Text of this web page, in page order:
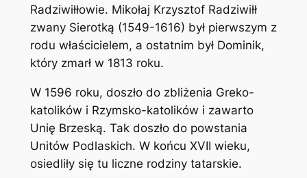
Radziwiłłowie. Mikołaj Krzysztof Radziwiłł
zwany Sierotką (1549-1616) był pierwszym z
rodu właścicielem, a ostatnim był Dominik,
który zmarł w 1813 roku.
W 1596 roku, doszło do zbliżenia Greko-
katolików i Rzymsko-katolików i zawarto
Unię Brzeską. Tak doszło do powstania
Unitów Podlaskich. W końcu XVII wieku,
osiedliły się tu liczne rodziny tatarskie.